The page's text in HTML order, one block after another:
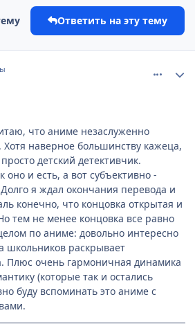
Ответить на эту тему
что аниме незаслуженно
наверное большинству кажеца,
детский детективчик.
оно и есть, а вот субъективно -
я ждал окончания перевода и
конечно, что концовка открытая и
тем не менее концовка все равно
по аниме: довольно интересно
школьников раскрывает
Плюс очень гармоничная динамика
(которые так и остались
буду вспоминать это аниме с